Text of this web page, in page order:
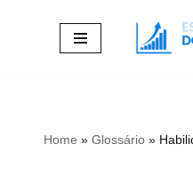
Home » Glossário »